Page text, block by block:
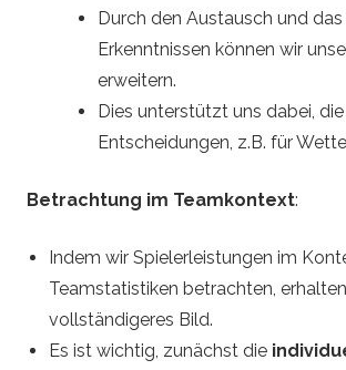
Durch den Austausch und
Erkenntnissen können wir
erweitern.
Dies unterstützt uns dabei,
Entscheidungen, z.B. für
Betrachtung im Teamkontext:
Indem wir Spielerleistungen im
Teamstatistiken betrachten,
vollständigeres Bild.
Es ist wichtig, zunächst die